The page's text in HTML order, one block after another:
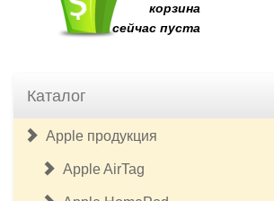
корзина
сейчас пуста
Каталог
Apple продукция
Apple AirTag